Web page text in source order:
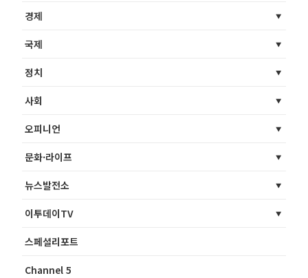
경제
국제
정치
사회
오피니언
문화·라이프
뉴스발전소
이투데이TV
스페셜리포트
Channel 5